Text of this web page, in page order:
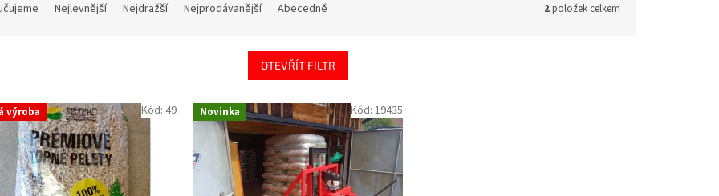
Nejlevnější Nejdražší Nejprodávanější Abecedně 2položek celkem
OTEVŘÍT FILTR
výroba Kód: 49 Novinka Kód: 19435